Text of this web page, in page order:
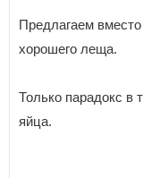
Предлагаем
хорошего леща.
Только парадокс в
яйца.